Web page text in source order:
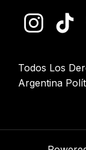
Todos Los
Argentina